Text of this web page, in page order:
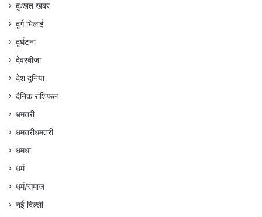
दुःखत खबर
दुर्ग भिलाई
दुर्घटना
देवरबीजा
देश दुनिया
दैनिक राशिफल
धमतरी
धमतरीधमतरी
धमधा
धर्म
धर्म/समाज
नई दिल्ली